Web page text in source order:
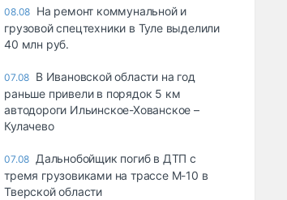
08.08 На ремонт коммунальной и
грузовой спецтехники в Туле выделили
40 млн руб.
07.08 В Ивановской области на год
раньше привели в порядок 5 км
автодороги Ильинское-Хованское –
Кулачево
07.08 Дальнобойщик погиб в ДТП с
тремя грузовиками на трассе М-10 в
Тверской области